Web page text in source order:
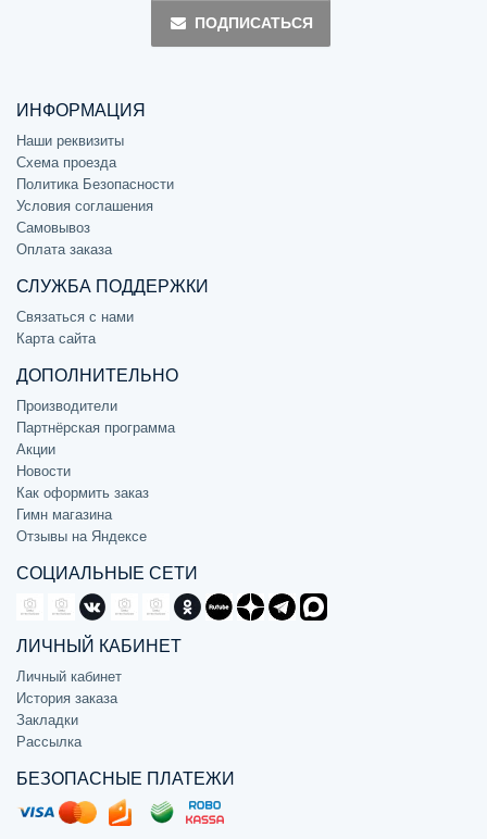
ПОДПИСАТЬСЯ
ИНФОРМАЦИЯ
Наши реквизиты
Схема проезда
Политика Безопасности
Условия соглашения
Самовывоз
Оплата заказа
СЛУЖБА ПОДДЕРЖКИ
Связаться с нами
Карта сайта
ДОПОЛНИТЕЛЬНО
Производители
Партнёрская программа
Акции
Новости
Как оформить заказ
Гимн магазина
Отзывы на Яндексе
СОЦИАЛЬНЫЕ СЕТИ
ЛИЧНЫЙ КАБИНЕТ
Личный кабинет
История заказа
Закладки
Рассылка
БЕЗОПАСНЫЕ ПЛАТЕЖИ